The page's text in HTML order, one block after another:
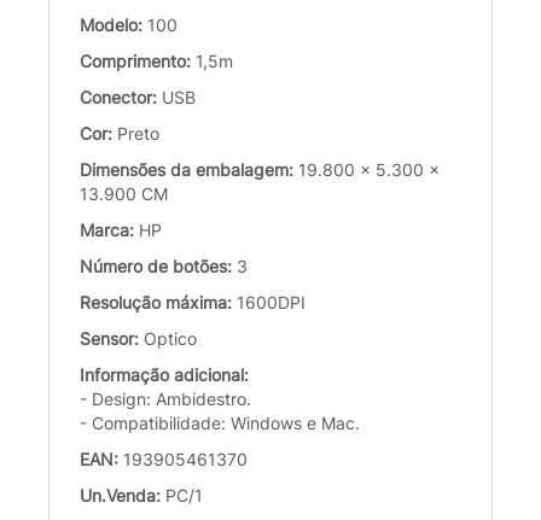
Modelo: 100
Comprimento: 1,5m
Conector: USB
Cor: Preto
Dimensões da embalagem: 19.800 x 5.300 x
13.900 CM
Marca: HP
Número de botões: 3
Resolução máxima: 1600DPI
Sensor: Optico
Informação adicional:
- Design: Ambidestro.
- Compatibilidade: Windows e Mac.
EAN: 193905461370
Un.Venda: PC/1